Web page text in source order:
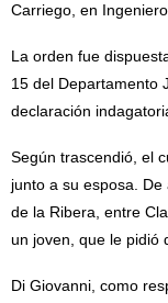
Carriego, en
La orden fue
15 del Departamento
declaración
Según trascendió, el
junto a su esposa.
de la Ribera, entre
un joven, que le pidió
Di Giovanni, como